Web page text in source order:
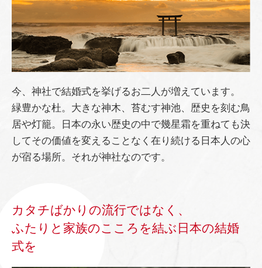
今、神社で結婚式を挙げるお二人が増えています。
緑豊かな杜。大きな神木、苔むす神池、歴史を刻む鳥
居や灯籠。日本の永い歴史の中で幾星霜を重ねても決
してその価値を変えることなく在り続ける日本人の心
が宿る場所。それが神社なのです。
カタチばかりの流行ではなく、
ふたりと家族のこころを結ぶ日本の結婚
式を